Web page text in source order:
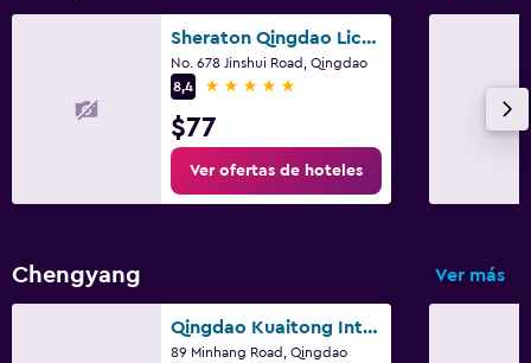
Sheraton Qingdao Licang Hotel
No. 678 Jinshui Road, Qingdao
8,4
5 estrellas
$77
Ver ofertas de hoteles
Chengyang Ver más
Qingdao Kuaitong International Hotel
89 Minhang Road, Qingdao